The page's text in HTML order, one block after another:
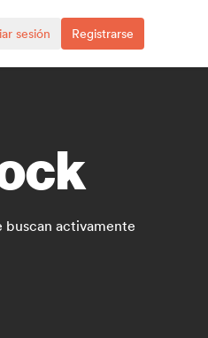
sesión Registrarse
buscan activamente